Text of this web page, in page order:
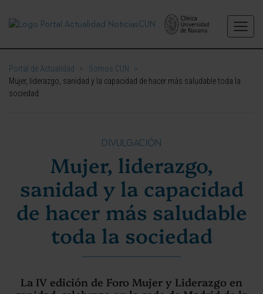
Portal de Actualidad > Somos CUN
>
Mujer, liderazgo, sanidad y la capacidad de hacer más saludable toda la
sociedad
DIVULGACIÓN
Mujer, liderazgo,
sanidad y la capacidad
de hacer más saludable
toda la sociedad
La IV edición de Foro Mujer y Liderazgo en